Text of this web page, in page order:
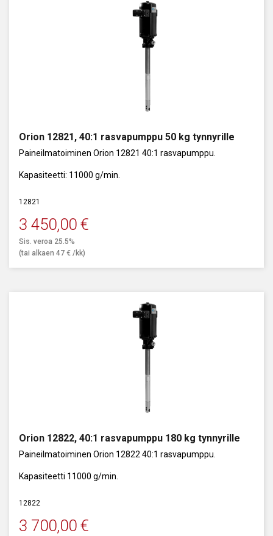
Orion 12821, 40:1 rasvapumppu 50 kg tynnyrille
Paineilmatoiminen Orion 12821 40:1 rasvapumppu.
Kapasiteetti: 11000 g/min.
12821
3 450,00 €
Sis. veroa 25.5%
(tai alkaen 47 € /kk)
Orion 12822, 40:1 rasvapumppu 180 kg tynnyrille
Paineilmatoiminen Orion 12822 40:1 rasvapumppu.
Kapasiteetti 11000 g/min.
12822
3 700,00 €